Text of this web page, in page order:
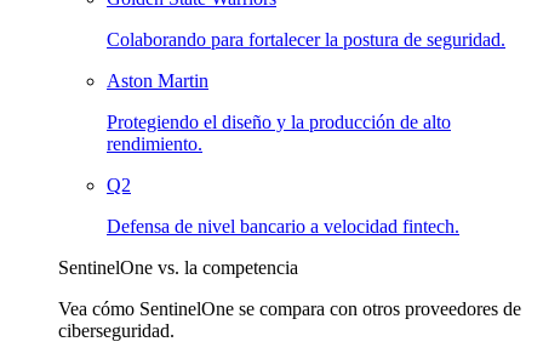
Colaborando para fortalecer la postura de seguridad.
Aston Martin
Protegiendo el diseño y la producción de alto
rendimiento.
Q2
Defensa de nivel bancario a velocidad fintech.
SentinelOne vs. la competencia
Vea cómo SentinelOne se compara con otros proveedores de
ciberseguridad.